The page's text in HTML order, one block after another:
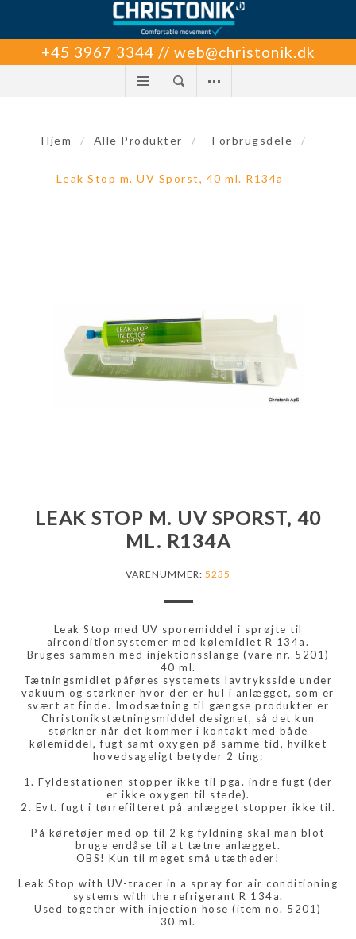
+45 3967 3344 // web@christonik.dk
Hjem / Alle Produkter / Forbrugsdele /
Leak Stop m. UV Sporst, 40 ml. R134a
LEAK STOP M. UV SPORST, 40
ML. R134A
VARENUMMER: 5235
Leak Stop med UV sporemiddel i sprøjte til
airconditionsystemer med kølemidlet R 134a.
Bruges sammen med injektionsslange (vare nr. 5201)
40 ml.
Tætningsmidlet påføres systemets lavtryksside under
vakuum og størkner hvor der er hul i anlægget, som er
svært at finde. Imodsætning til gængse produkter er
Christonikstætningsmiddel designet, så det kun
størkner når det kommer i kontakt med både
kølemiddel, fugt samt oxygen på samme tid, hvilket
hovedsageligt betyder 2 ting:
1. Fyldestationen stopper ikke til pga. indre fugt (der
er ikke oxygen til stede).
2. Evt. fugt i tørrefilteret på anlægget stopper ikke til.
På køretøjer med op til 2 kg fyldning skal man blot
bruge endåse til at tætne anlægget.
OBS! Kun til meget små utætheder!
Leak Stop with UV-tracer in a spray for air conditioning
systems with the refrigerant R 134a.
Used together with injection hose (item no. 5201)
30 ml.